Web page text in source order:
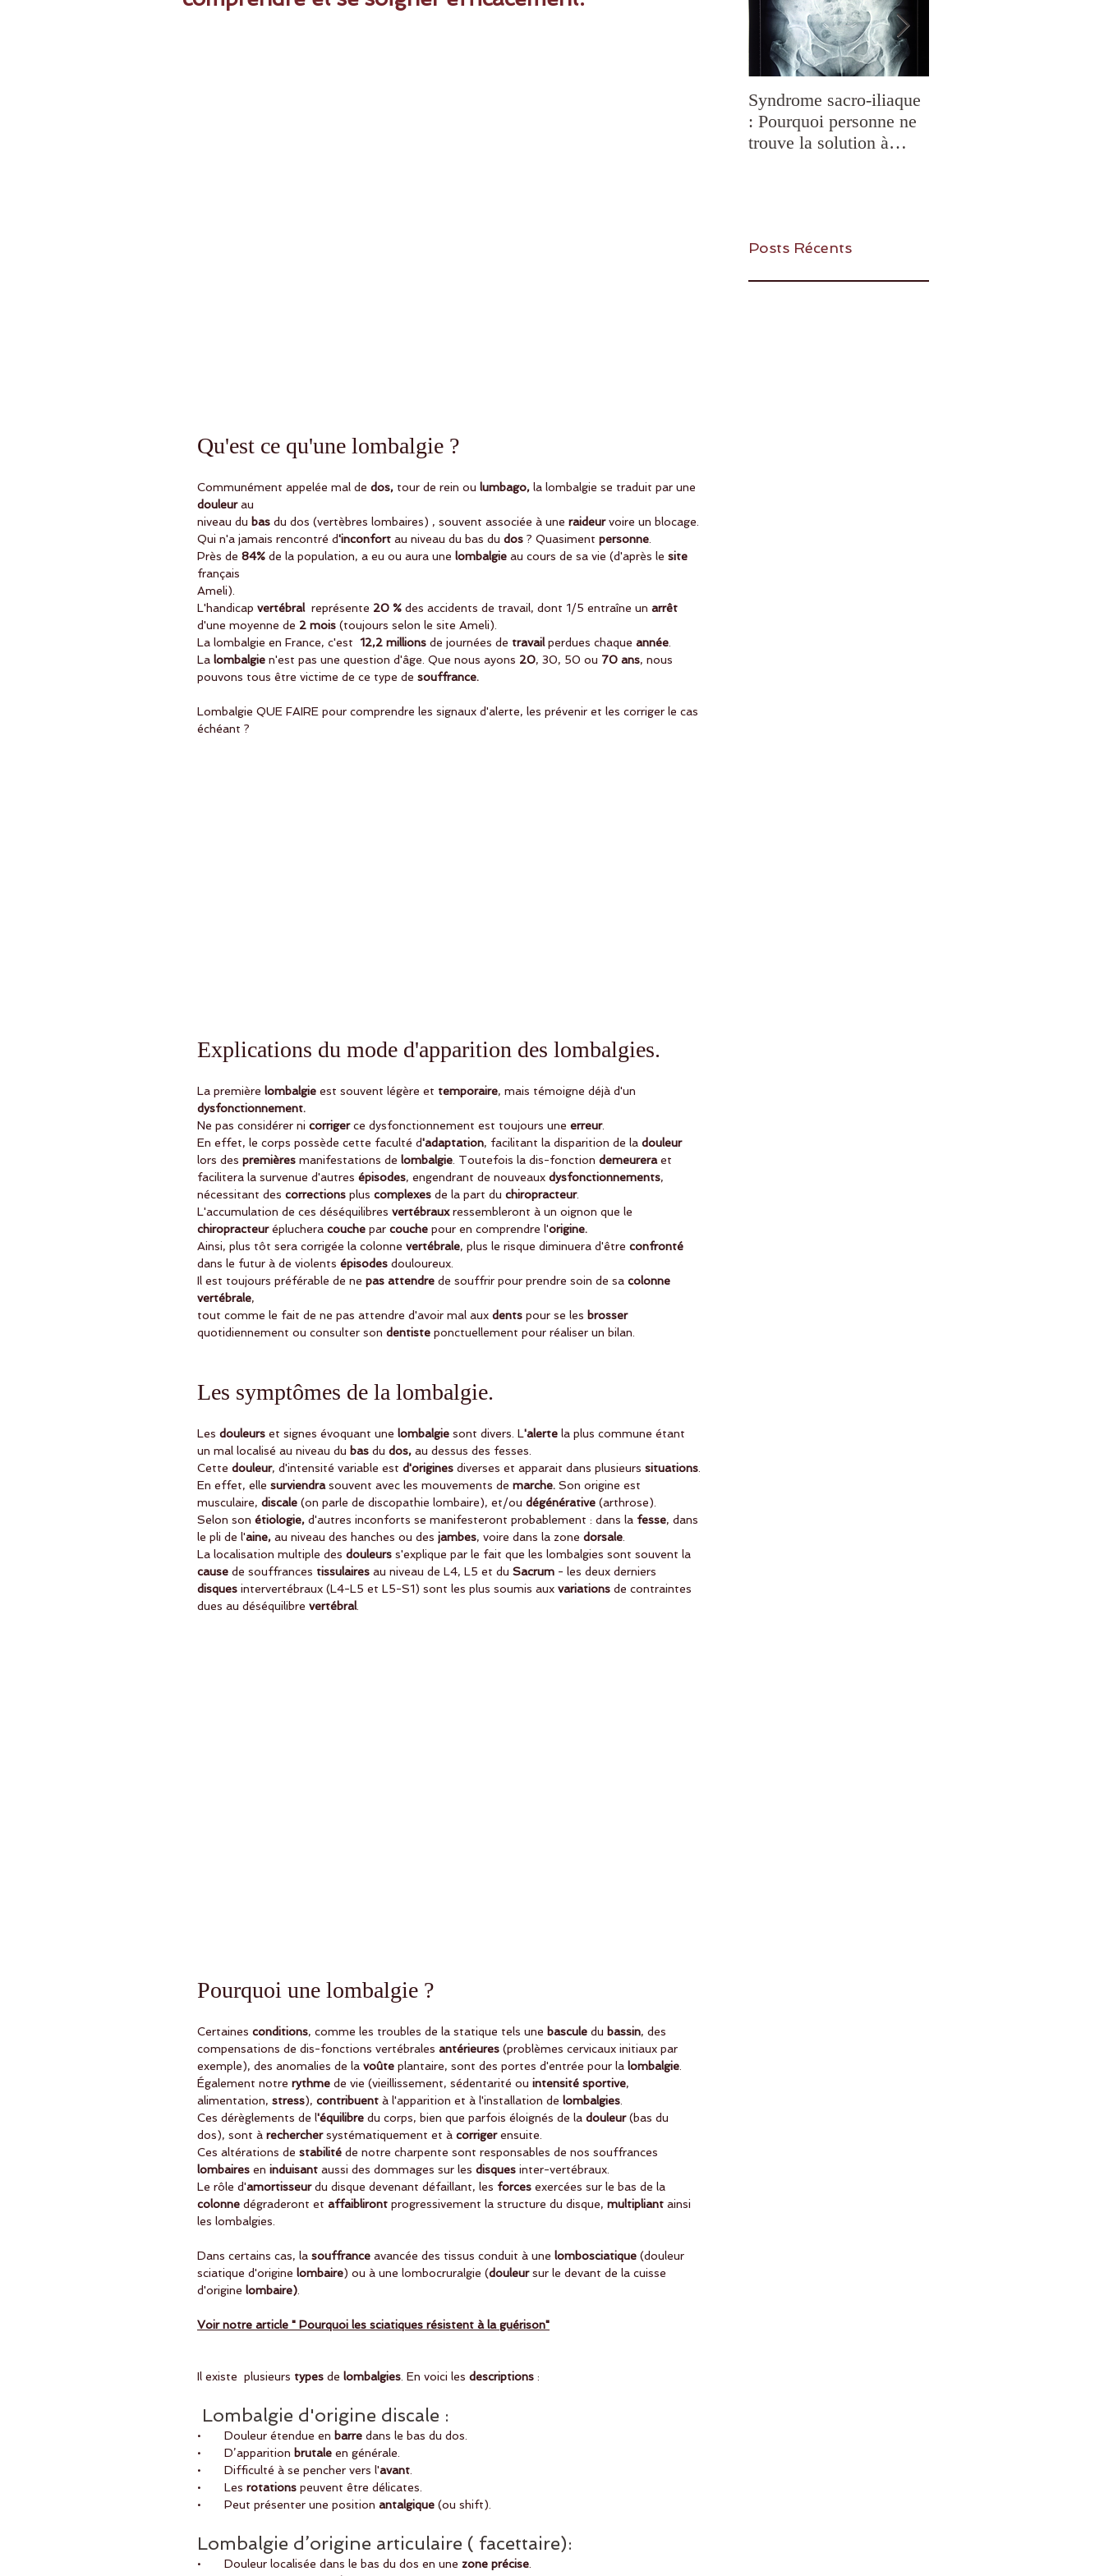
Qu'est ce qu'une lombalgie ?
Communément appelée mal de dos, tour de rein ou lumbago, la lombalgie se traduit par une
douleur au
niveau du bas du dos (vertèbres lombaires) , souvent associée à une raideur voire un blocage.
Qui n'a jamais rencontré d'inconfort au niveau du bas du dos ? Quasiment personne
Près de 84% de la population, a eu ou aura une lombalgie au cours de sa vie (d'après le site
français
Ameli).
L'handicap vertébral
  représente
20 % des accidents de travail, dont 1/5 entraîne un arrêt
d'une moyenne de 2 mois (toujours selon le site Ameli).
La lombalgie en France, c'est 12,2 millions de journées de travail perdues chaque année
La lombalgie n'est pas une question d'âge. Que nous ayons 20, 30, 50 ou 70 ans, nous
pouvons tous être victime de ce type de souffrance.
Lombalgie QUE FAIRE pour comprendre les signaux d'alerte, les prévenir et les corriger le cas
échéant ?
Explications du mode d'apparition des lombalgies.
La première lombalgie est souvent légère et temporaire, mais témoigne déjà d'un
dysfonctionnement.
Ne pas considérer ni corriger ce dysfonctionnement est toujours une erreur.
En effet, le corps possède cette faculté d'adaptation, facilitant la disparition de la douleur
lors des premières manifestations de lombalgie . Toutefois la dis-fonction demeurera et
facilitera la survenue d'autres épisodes, engendrant de nouveaux dysfonctionnements,
nécessitant des corrections plus complexes de la part du chiropracteur.
L'accumulation de ces déséquilibres vertébraux ressembleront à un oignon que le
chiropracteur épluchera couche par couche pour en comprendre l'origine.
Ainsi, plus tôt sera corrigée la colonne vertébrale, plus le risque diminuera d'être confronté
dans le futur à de violents épisodes douloureux.
Il est toujours préférable de ne pas attendre de souffrir pour prendre soin de sa colonne
vertébrale,
tout comme le fait de ne pas attendre d'avoir mal aux dents pour se les brosser
quotidiennement ou consulter son dentiste ponctuellement pour réaliser un bilan.
Les symptômes de la lombalgie.
Les douleurs et signes évoquant une lombalgie sont divers. L'alerte la plus commune étant
un mal localisé au niveau du bas du dos, au dessus des fesses.
Cette douleur, d'intensité variable est d'origines diverses et apparait dans plusieurs situations
En effet, elle surviendra souvent avec les mouvements de marche. Son origine est
musculaire, discale (on parle de discopathie lombaire), et/ou dégénérative (arthrose).
Selon son étiologie, d'autres inconforts se manifesteront probablement : dans la fesse, dans
le pli de l'aine, au niveau des hanches ou des jambes, voire dans la zone dorsale
La localisation multiple des douleurs s'explique par le fait que les lombalgies sont souvent la
cause de souffrances tissulaires au niveau de L4, L5 et du Sacrum - les deux derniers
disques intervertébraux (L4-L5 et L5-S1) sont les plus soumis aux variations de contraintes
dues au déséquilibre vertébral.
Pourquoi une lombalgie ?
Certaines conditions, comme les troubles de la statique tels une bascule du bassin, des
compensations de dis-fonctions vertébrales antérieures (problèmes cervicaux initiaux par
exemple), des anomalies de la voûte plantaire, sont des portes d'entrée pour la lombalgie.
Également notre rythme de vie (vieillissement, sédentarité ou intensité sportive,
alimentation, stress), contribuent à l'apparition et à l'installation de lombalgies.
Ces dérèglements de l'équilibre du corps, bien que parfois éloignés de la douleur (bas du
dos), sont à rechercher systématiquement et à corriger ensuite.
Ces altérations de stabilité de notre charpente sont responsables de nos souffrances
lombaires en induisant aussi des dommages sur les disques inter-vertébraux.
Le rôle d'amortisseur du disque devenant défaillant, les forces exercées sur le bas de la
colonne dégraderont et affaibliront progressivement la structure du disque, multipliant ainsi
les lombalgies.
Dans certains cas, la souffrance avancée des tissus conduit à une lombosciatique (douleur
sciatique d'origine lombaire) ou à une lombocruralgie (douleur sur le devant de la cuisse
d'origine lombaire).
Voir notre article " Pourquoi les sciatiques résistent à la guérison"
Il existe  plusieurs types de lombalgies. En voici les descriptions :
Lombalgie d'origine discale :
•       Douleur étendue en barre dans le bas du dos.
•       D’apparition brutale en générale.
•       Difficulté à se pencher vers l'avant.
•       Les rotations peuvent être délicates.
•       Peut présenter une position antalgique (ou shift).
Lombalgie d’origine articulaire ( facettaire):
•       Douleur localisée dans le bas du dos en une zone précise.
Syndrome sacro-iliaque
: Pourquoi personne ne
trouve la solution à
Posts Récents